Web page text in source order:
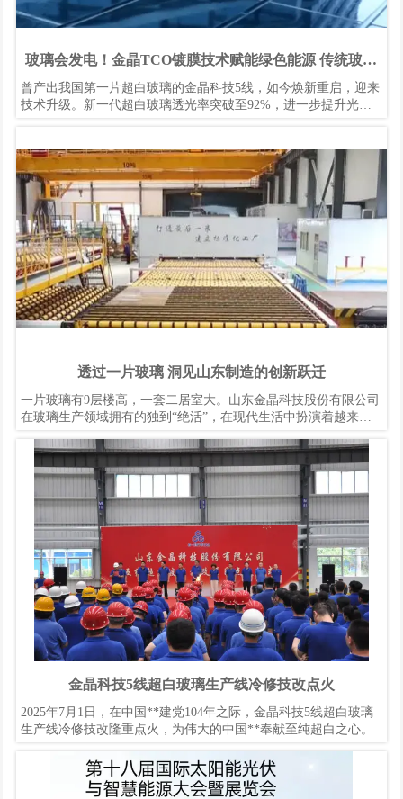
玻璃会发电！金晶TCO镀膜技术赋能绿色能源 传统玻璃
焕新生
曾产出我国第一片超白玻璃的金晶科技5线，如今焕新重启，迎来
技术升级。新一代超白玻璃透光率突破至92%，进一步提升光电
透过一片玻璃 洞见山东制造的创新跃迁
一片玻璃有9层楼高，一套二居室大。山东金晶科技股份有限公司
在玻璃生产领域拥有的独到“绝活”，在现代生活中扮演着越来越
金晶科技5线超白玻璃生产线冷修技改点火
2025年7月1日，在中国**建党104年之际，金晶科技5线超白玻璃
生产线冷修技改隆重点火，为伟大的中国**奉献至纯超白之心。